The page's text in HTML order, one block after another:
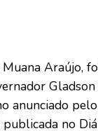
Araújo,
Gladson
anunciado
publicada no